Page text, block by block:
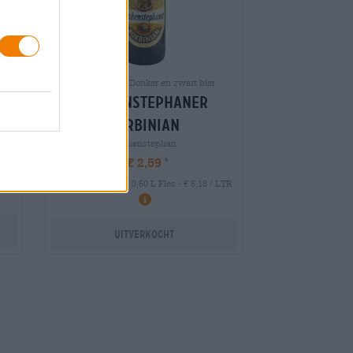
Bockbieren | Donker en zwart bier
weihenstephaner
korbinian
Weihenstephan
€ 2,59
0,50 L Fles - € 5,18 / LTR
Uitverkocht